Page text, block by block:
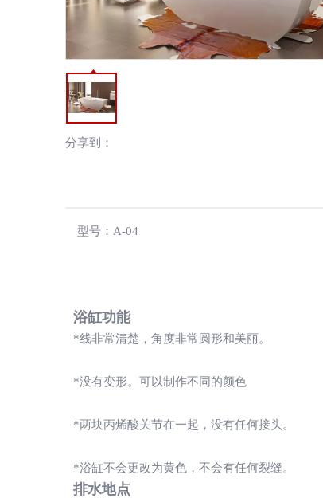
分享到：
型号： A-04
浴缸功能
*线非常清楚，角度非常圆形和美丽。
*没有变形。可以制作不同的颜色
*两块丙烯酸关节在一起，没有任何接头。
*浴缸不会更改为黄色，不会有任何裂缝。
排水地点